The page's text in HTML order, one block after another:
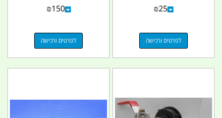
₪25
לפרטים ורכישה
₪150
לפרטים ורכישה